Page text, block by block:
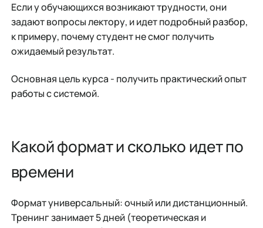
Если у обучающихся возникают трудности, они
задают вопросы лектору, и идет подробный разбор,
к примеру, почему студент не смог получить
ожидаемый результат.
Основная цель курса - получить практический опыт
работы с системой.
Какой формат и сколько идет по
времени
Формат универсальный: очный или дистанционный.
Тренинг занимает 5 дней (теоретическая и